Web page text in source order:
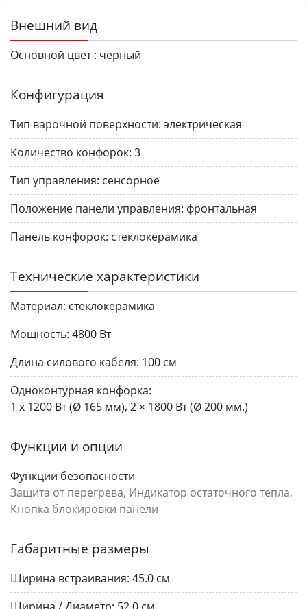
Внешний вид
Основной цвет : черный
Конфигурация
Тип варочной поверхности: электрическая
Количество конфорок: 3
Тип управления: сенсорное
Положение панели управления: фронтальная
Панель конфорок: стеклокерамика
Технические характеристики
Материал: стеклокерамика
Мощность: 4800 Вт
Длина силового кабеля: 100 см
Одноконтурная конфорка:
1 х 1200 Вт (Ø 165 мм), 2 × 1800 Вт (Ø 200 мм.)
Функции и опции
Функции безопасности
Защита от перегрева, Индикатор остаточного тепла,
Кнопка блокировки панели
Габаритные размеры
Ширина встраивания: 45.0 см